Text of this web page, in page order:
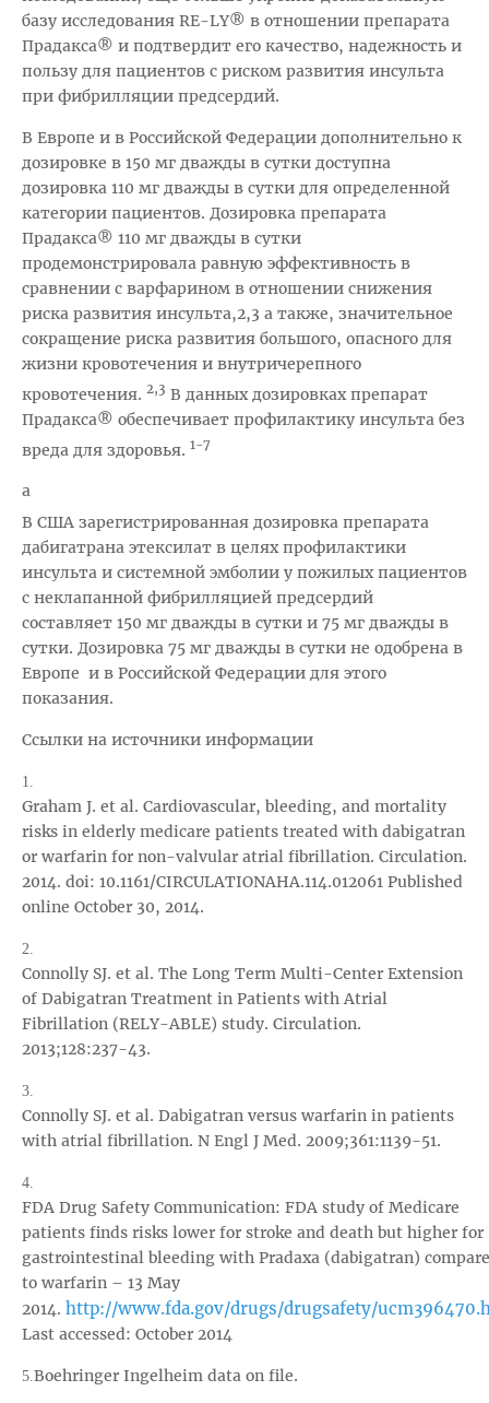
базу исследования RE-LY® в отношении препарата
Прадакса® и подтвердит его качество, надежность и
пользу для пациентов с риском развития инсульта
при фибрилляции предсердий.
В Европе и в Российской Федерации дополнительно к
дозировке в 150 мг дважды в сутки доступна
дозировка 110 мг дважды в сутки для определенной
категории пациентов. Дозировка препарата
Прадакса® 110 мг дважды в сутки
продемонстрировала равную эффективность в
сравнении с варфарином в отношении снижения
риска развития инсульта,2,3 а также, значительное
сокращение риска развития большого, опасного для
жизни кровотечения и внутричерепного
кровотечения. 2,3 В данных дозировках препарат
Прадакса® обеспечивает профилактику инсульта без
вреда для здоровья. 1-7
a
В США зарегистрированная дозировка препарата
дабигатрана этексилат в целях профилактики
инсульта и системной эмболии у пожилых пациентов
с неклапанной фибрилляцией предсердий
составляет 150 мг дважды в сутки и 75 мг дважды в
сутки. Дозировка 75 мг дважды в сутки не одобрена в
Европе и в Российской Федерации для этого
показания.
Ссылки на источники информации
1.
Graham J. et al. Cardiovascular, bleeding, and mortality
risks in elderly medicare patients treated with dabigatran
or warfarin for non-valvular atrial fibrillation. Circulation.
2014. doi: 10.1161/CIRCULATIONAHA.114.012061 Published
online October 30, 2014.
2.
Connolly SJ. et al. The Long Term Multi-Center Extension
of Dabigatran Treatment in Patients with Atrial
Fibrillation (RELY-ABLE) study. Circulation.
2013;128:237-43.
3.
Connolly SJ. et al. Dabigatran versus warfarin in patients
with atrial fibrillation. N Engl J Med. 2009;361:1139-51.
4.
FDA Drug Safety Communication: FDA study of Medicare
patients finds risks lower for stroke and death but higher for
gastrointestinal bleeding with Pradaxa (dabigatran)
to warfarin – 13 May
2014. http://www.fda.gov/drugs/drugsafety/
Last accessed: October 2014
5.Boehringer Ingelheim data on file.